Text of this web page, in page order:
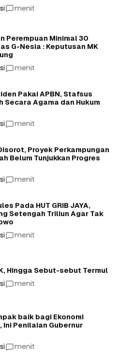
menit
Perempuan Minimal 30
G-Nesia : Keputusan MK
menit
Pakai APBN, Stafsus
Secara Agama dan Hukum
menit
Proyek Perkampungan
Belum Tunjukkan Progres
menit
Pada HUT GRIB JAYA,
Setengah Triliun Agar Tak
menit
Hingga Sebut-sebut Termul
menit
baik bagi Ekonomi
Ini Penilaian Gubernur
menit